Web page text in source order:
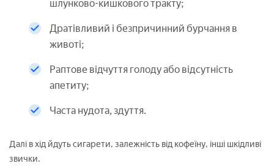
шлунково-кишкового тракту;
Дратівливий і безпричинний бурчання в
животі;
Раптове відчуття голоду або відсутність
апетиту;
Часта нудота, здуття.
Далі в хід йдуть сигарети, залежність від кофеїну, інші шкідливі
звички.